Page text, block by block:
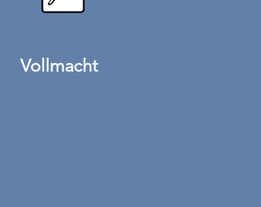
Vollmacht